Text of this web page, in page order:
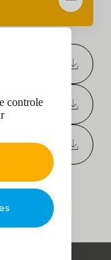
controle